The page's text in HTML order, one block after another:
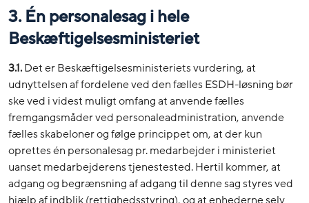
3. Én personalesag i hele
Beskæftigelsesministeriet
3.1.Det er Beskæftigelsesministeriets vurdering, at
udnyttelsen af fordelene ved den fælles ESDH-løsning bør
ske ved i videst muligt omfang at anvende fælles
fremgangsmåder ved personaleadministration, anvende
fælles skabeloner og følge princippet om, at der kun
oprettes én personalesag pr. medarbejder i ministeriet
uanset medarbejderens tjenestested. Hertil kommer, at
adgang og begrænsning af adgang til denne sag styres ved